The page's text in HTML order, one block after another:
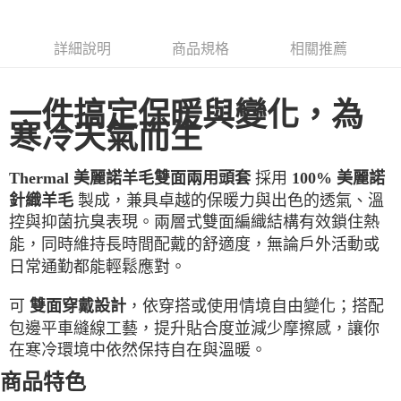
運送方式
每筆NT$100
全家超取(2000以上免運)
每筆NT$100，滿NT$2,000(含以上)免運費
一般7-11取貨
每筆NT$100
7-11超取(2000以上免運)
每筆NT$100，滿NT$2,000(含以上)免運費
一般宅配
詳細說明 商品規格 相關推薦
一件搞定保暖與變化，為
寒冷天氣而生
Thermal 美麗諾羊毛雙面兩用頭套採用 100% 美麗諾
針織羊毛 製成，兼具卓越的保暖力與出色的透氣、溫
控與抑菌抗臭表現。兩層式雙面編織結構有效鎖住熱
能，同時維持長時間配戴的舒適度，無論戶外活動或
日常通勤都能輕鬆應對。
可 雙面穿戴設計 ，依穿搭或使用情境自由變化；搭配
包邊平車縫線工藝，提升貼合度並減少摩擦感，讓你
在寒冷環境中依然保持自在與溫暖。
商品特色